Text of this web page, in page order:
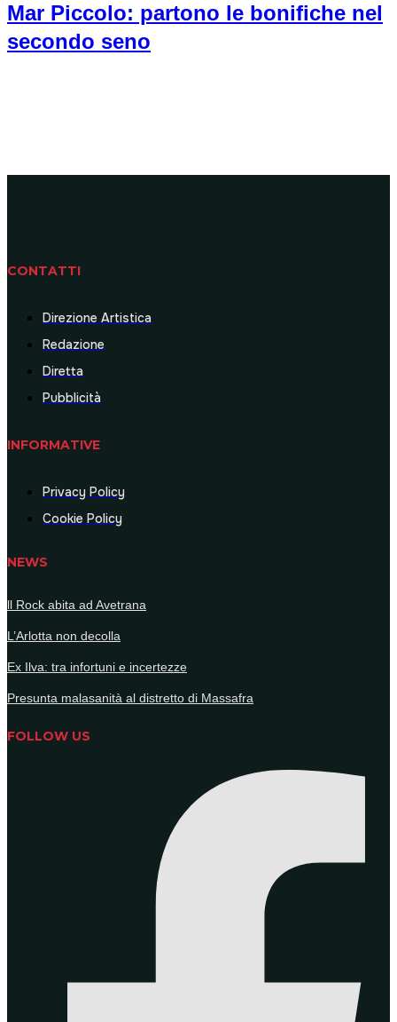
Mar Piccolo: partono le bonifiche nel
secondo seno
CONTATTI
Direzione Artistica
Redazione
Diretta
Pubblicità
INFORMATIVE
Privacy Policy
Cookie Policy
NEWS
ll Rock abita ad Avetrana
L’Arlotta non decolla
Ex Ilva: tra infortuni e incertezze
Presunta malasanità al distretto di Massafra
FOLLOW US